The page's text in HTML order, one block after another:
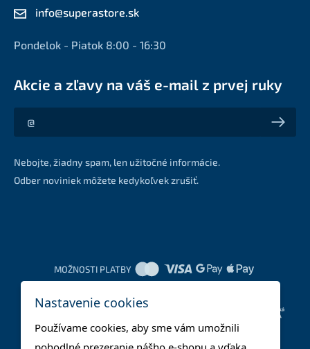
info@superastore.sk
Pondelok - Piatok 8:00 - 16:30
Akcie a zľavy na váš e-mail z prvej ruky
Akcie a zľavy na váš e-mail z prvej ruky
Nebojte, žiadny spam, len užitočné informácie.
Odber noviniek môžete kedykoľvek zrušiť.
MOŽNOSTI PLATBY
Nastavenie cookies
Používame cookies, aby sme vám umožnili